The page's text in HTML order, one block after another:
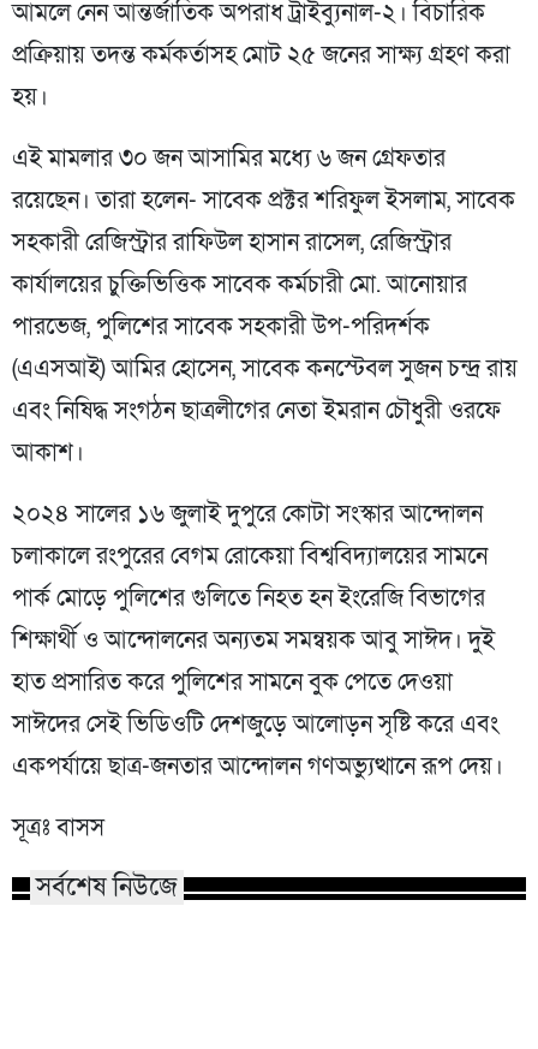
আমলে নেন আন্তর্জাতিক অপরাধ ট্রাইব্যুনাল-২। বিচারিক
প্রক্রিয়ায় তদন্ত কর্মকর্তাসহ মোট ২৫ জনের সাক্ষ্য গ্রহণ করা
হয়।
এই মামলার ৩০ জন আসামির মধ্যে ৬ জন গ্রেফতার
রয়েছেন। তারা হলেন- সাবেক প্রক্টর শরিফুল ইসলাম, সাবেক
সহকারী রেজিস্ট্রার রাফিউল হাসান রাসেল, রেজিস্ট্রার
কার্যালয়ের চুক্তিভিত্তিক সাবেক কর্মচারী মো. আনোয়ার
পারভেজ, পুলিশের সাবেক সহকারী উপ-পরিদর্শক
(এএসআই) আমির হোসেন, সাবেক কনস্টেবল সুজন চন্দ্র রায়
এবং নিষিদ্ধ সংগঠন ছাত্রলীগের নেতা ইমরান চৌধুরী ওরফে
আকাশ।
২০২৪ সালের ১৬ জুলাই দুপুরে কোটা সংস্কার আন্দোলন
চলাকালে রংপুরের বেগম রোকেয়া বিশ্ববিদ্যালয়ের সামনে
পার্ক মোড়ে পুলিশের গুলিতে নিহত হন ইংরেজি বিভাগের
শিক্ষার্থী ও আন্দোলনের অন্যতম সমন্বয়ক আবু সাঈদ। দুই
হাত প্রসারিত করে পুলিশের সামনে বুক পেতে দেওয়া
সাঈদের সেই ভিডিওটি দেশজুড়ে আলোড়ন সৃষ্টি করে এবং
একপর্যায়ে ছাত্র-জনতার আন্দোলন গণঅভ্যুত্থানে রূপ দেয়।
সূত্রঃ বাসস
সর্বশেষ নিউজে